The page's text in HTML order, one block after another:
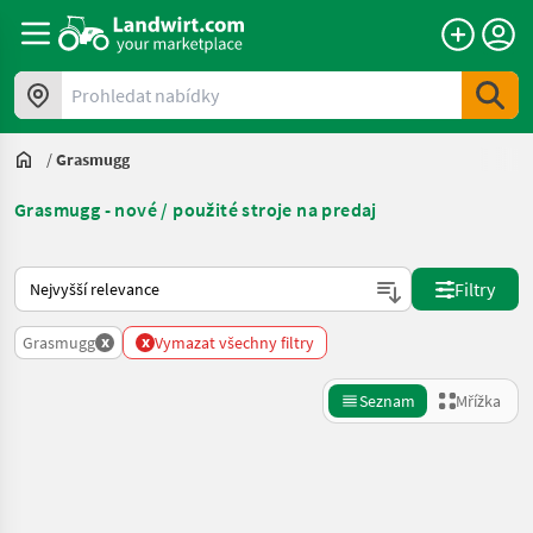
Prohledat nabídky
/Grasmugg
Grasmugg - nové / použité stroje na predaj
Takto se řadí nabídky na Landwirt.com
Filtry
Grasmugg x x Vymazat všechny filtry
Seznam Mřížka